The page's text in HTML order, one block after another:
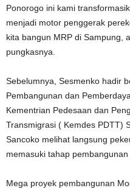
Ponorogo ini kami
menjadi motor penggerak
kita bangun MRP di Sampung,
pungkasnya.
Sebelumnya, Sesmenko hadir
Pembangunan dan
Kementrian Pedesaan dan
Transmigrasi ( Kemdes PDTT)
Sancoko melihat langsung
memasuki tahap
Mega proyek pembangunan